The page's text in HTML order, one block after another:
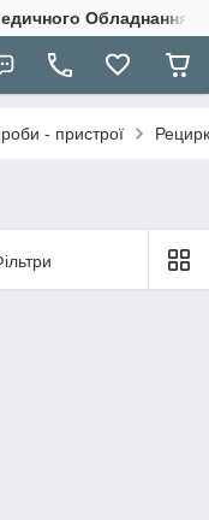
Обладнання
- пристрої